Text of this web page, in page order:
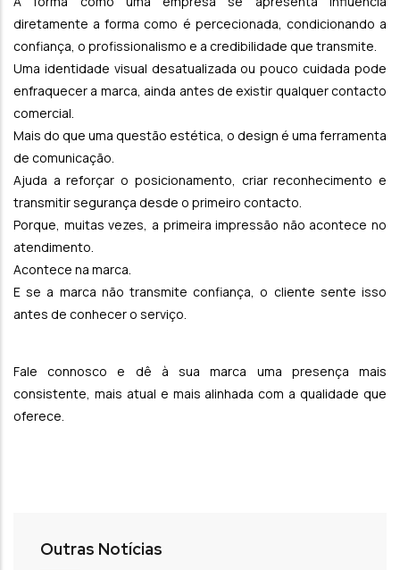
diretamente a forma como é percecionada, condicionando a
confiança, o profissionalismo e a credibilidade que transmite.
Uma identidade visual desatualizada ou pouco cuidada pode
enfraquecer a marca, ainda antes de existir qualquer contacto
comercial.
Mais do que uma questão estética, o design é uma ferramenta
de comunicação.
Ajuda a reforçar o posicionamento, criar reconhecimento e
transmitir segurança desde o primeiro contacto.
Porque, muitas vezes, a primeira impressão não acontece no
atendimento.
Acontece na marca.
E se a marca não transmite confiança, o cliente sente isso
antes de conhecer o serviço.
Fale connosco e dê à sua marca uma presença mais
consistente, mais atual e mais alinhada com a qualidade que
oferece.
Outras Notícias